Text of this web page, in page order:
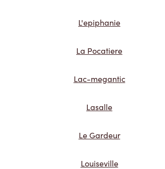
L'epiphanie
La Pocatiere
Lac-megantic
Lasalle
Le Gardeur
Louiseville